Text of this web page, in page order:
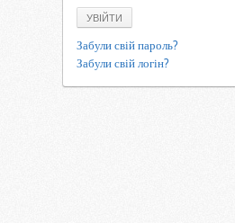
УВІЙТИ
Забули свій пароль?
Забули свій логін?